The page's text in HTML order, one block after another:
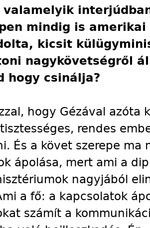
mindig is
kicsit
nagykövetségről
hogy csinálja?
hogy Gézával
rendes
És a követ szerepe ma
ápolása, mert ami a
nagyjából
a fő: a kapcsolatok
számít a